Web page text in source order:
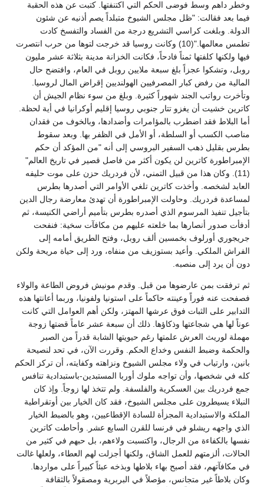
وخطر داهم وسط فوضى الحكم التي اكتنفتها. كتبت عن هذه الحقبة
فيما بعد فقالت: "ظل مجلس الشيوخ متبلداً يصم أذنيه عن شئون
الدولة. وبلغت كراسي التشريع درجة من الفساد والتفسخ كادت
تطمس معالمها."(10) وكانت روسيا قد خرجت لتوها من حرب انتصرت
فيها ولكنها كلفتها ثمناً فادحاً، فكانت الخزانة مدينة بثلاثة عشر مليون
روبل، وتشكوا عجزاً بلغ سبعة ملايين روبل في العام، وافتضح حال
المالية من رفض كبار المصرفيين الهولنديين إقراض المال لروسيا.
وتأخرت رواتب الجند شهوراً كثيرة. وبلغ من سوء نظام الجيش أن
كاترين خشيت أن يغزو تتار جنوبي روسيا إقليم أوكرانيا في أية لحظة.
أما البلاط فقد اضطرب بالمؤامرات وأضدادها، وبالخوف من فقدان
مناصب الكسب أو السلطة، أو الأمل في الظفر بها. وبعد سقوط
بطرس بقليل ذهب السفير البروسي إلى أنه "من المؤكد أن حكم
الإمبراطورة كاترين لن يكون أكثر من فاصل قصير في تاريخ العالم"
(11). وكان هذا من قبيل التمني، لأن فردريك حزن على موت حليفه
العابد لشخصه. وأخذت كاترين تلغي الأوامر التي أصدرها بطرس
لمساعدة فردريك. وحاولت الإمبراطورة أن تهدئ معارضة رجال الدين
بتأجيل تنفيذ المرسوم الذي أصدره بطرس بتأميم أراضي الكنيسة، ثم
أدفأت صدور أنصارها بما خلعته عليهم من مكافآت سخية: فنفحت
جريجوري أورلوف بخمسين ألف روبل، وفتح الطريق أمامه إلى
الفراش الملكي. وأعيد بستوزيف من منفاه، ورد إلى حياة مريحة ولكن
دون أن يرد إلى منصبه.
ثم ترفقت بمن عارضوها من قبل. وقدم مونيش فروض الطاعة والولاء
فصفحت عنه فوراً وعينته حاكماً على استونيا ولفونيا، وربما أعانتها هذه
التدابير على الثبات فوق عرشها المهتز، ولكن أهم العوامل التي كانت
عوناً لها هي شجاعتها وذكاؤها. ذلك أن سبعة عشر عاماً قضتها زوجة
مهملة لوريث العرش علمتها رغم حيويتها الشابة قدراً من الصبر
والحكمة وضبط النفس وخداع الحكم. وقررت الآن، في تحد لنصيحة
بانين، وارتياب في ولاء مجلس الشيوخ ونزاهته وكفايته، أن تركز الحكم
كله في شخصها، وأن تواجه ملوك أوربا المستبدين-باستبدادية تنافس
جمع فردريك بين العسكرية والفلسفة. ولم تتخذ لها زوجاً. وإذ كان
النبلاء يسيطرون على مجلس الشيوخ، فقد كان الخيار بين أوتقراطية
الملكة والاستبدادية المجزأة للسادة الإقطاعيين، وهو بالضبط الخيار
الذي واجهه ريشلو في فرنسا للقرن السابع عشر. وأحاطت كاترين
نفسها بالكفاءة من الرجال، واكتسبت ولاءهم، بل حبهم في كثير من
الحالات، ألزمتهم للعمل الشاق، ولكنها أجزلت لهم العطاء، ولعلها غالت
في مكافآتهم، فقد أصبح بهاء بلاطها وبذخه عبئاً كبيراً على مواردها.
وكان بلاطاً غير متجانس، مؤصلاً في البربرية ومصقولاً بالثقافة